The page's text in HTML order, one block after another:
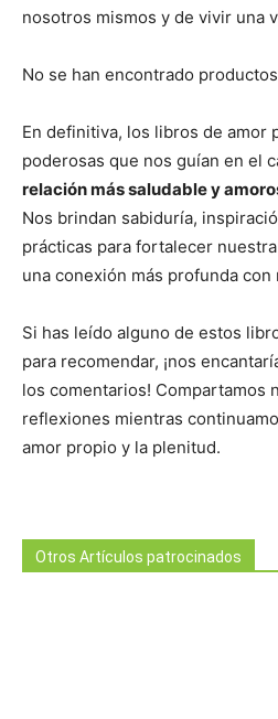
nosotros mismos y de vivir una
No se han encontrado
En definitiva, los libros de amor
poderosas que nos guían en el
relación más saludable y
Nos brindan sabiduría,
prácticas para fortalecer
una conexión más profunda
Si has leído alguno de estos
para recomendar, ¡nos
los comentarios! Compartamos
reflexiones mientras
amor propio y la plenitud.
Otros Artículos patrocinados